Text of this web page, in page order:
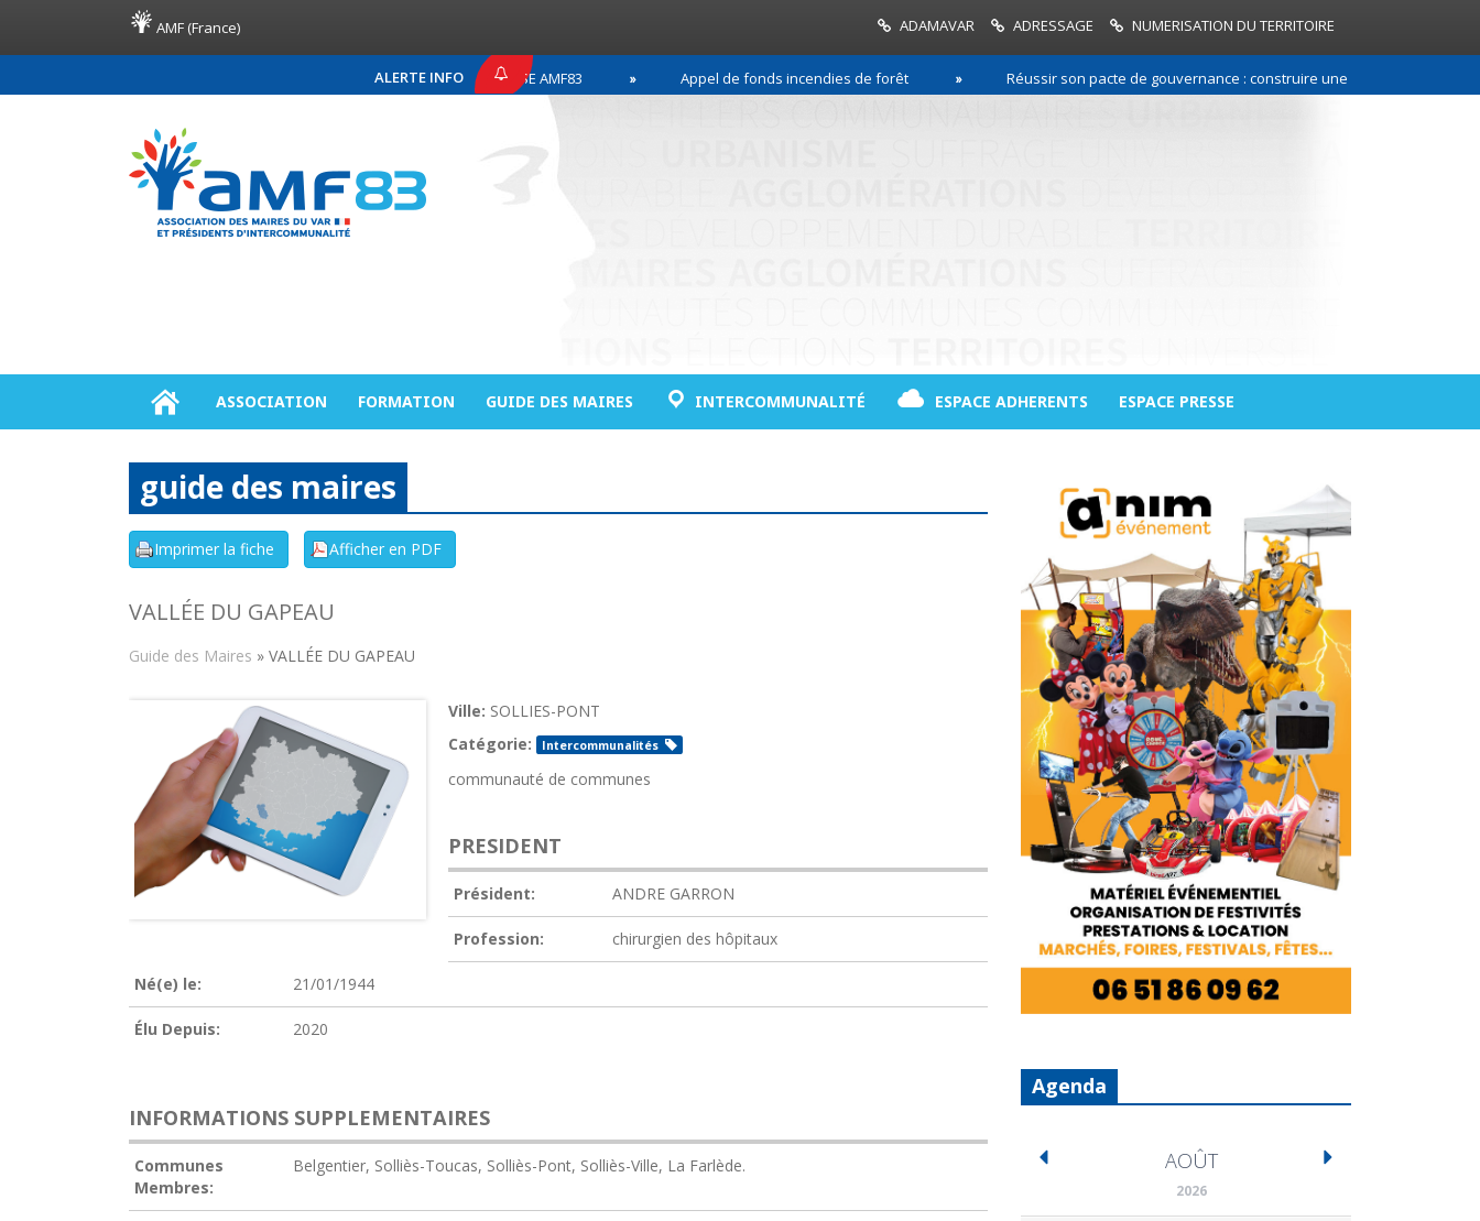
AMF (France) ADAMAVAR ADRESSAGE NUMERISATION DU TERRITOIRE
ALERTE INFO
COMMUNIQUÉ DE PRESSE AMF83 Appel de fonds incendies de forêt Réussir son pacte de gouvernance : construire une relation de confiance
ASSOCIATION FORMATION GUIDE DES MAIRES INTERCOMMUNALITÉ ESPACE ADHERENTS ESPACE PRESSE
guide des maires
VALLÉE DU GAPEAU
Guide des Maires » VALLÉE DU GAPEAU
Ville: SOLLIES-PONT
Catégorie:
Intercommunalités
communauté de communes
PRESIDENT
Président: ANDRE GARRON
Profession: chirurgien des hôpitaux
Né(e) le: 21/01/1944
Élu Depuis: 2020
INFORMATIONS SUPPLEMENTAIRES
Communes
Membres:
Belgentier, Solliès-Toucas, Solliès-Pont, Solliès-Ville, La Farlède.
Agenda
AOÛT
2026